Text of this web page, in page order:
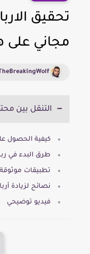
تحقيق
مجاني على
التنقل بين
كيفية الحصول
طرق البدء في
تطبيقات موثوقة
نصائح لزيادة
فيديو توضيحي